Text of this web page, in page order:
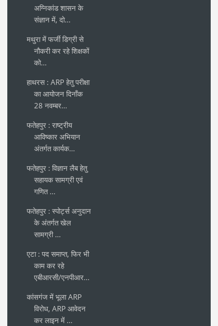
अग्निकांड शासन के
संज्ञान में, दो...
मथुरा में फर्जी डिग्री से
नौकरी कर रहे शिक्षकों
को...
हाथरस : ARP हेतु परीक्षा
का आयोजन दिनाँक
28 नवम्बर...
फतेहपुर : राष्ट्रीय
आविष्कार अभियान
अंतर्गत कार्यक...
फतेहपुर : विज्ञान लैब हेतु
सहायक सामग्री एवं
गणित ...
फतेहपुर : स्पोर्ट्स अनुदान
के अंतर्गत खेल
सामग्री ...
एटा : पद समाप्त, फिर भी
काम कर रहे
एबीआरसी/एनपीआर...
कांसगंज में भूला ARP
विरोध, ARP आवेदन
कर लाइन में ...